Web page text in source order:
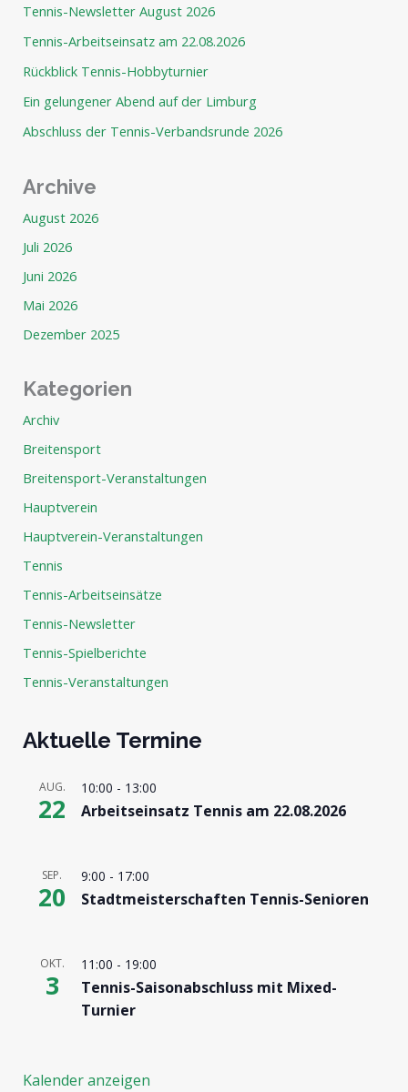
Tennis-Newsletter August 2026
Tennis-Arbeitseinsatz am 22.08.2026
Rückblick Tennis-Hobbyturnier
Ein gelungener Abend auf der Limburg
Abschluss der Tennis-Verbandsrunde 2026
Archive
August 2026
Juli 2026
Juni 2026
Mai 2026
Dezember 2025
Kategorien
Archiv
Breitensport
Breitensport-Veranstaltungen
Hauptverein
Hauptverein-Veranstaltungen
Tennis
Tennis-Arbeitseinsätze
Tennis-Newsletter
Tennis-Spielberichte
Tennis-Veranstaltungen
Aktuelle Termine
AUG.
22
10:00 - 13:00
Arbeitseinsatz Tennis am 22.08.2026
SEP.
20
9:00 - 17:00
Stadtmeisterschaften Tennis-Senioren
OKT.
3
11:00 - 19:00
Tennis-Saisonabschluss mit Mixed-
Turnier
Kalender anzeigen